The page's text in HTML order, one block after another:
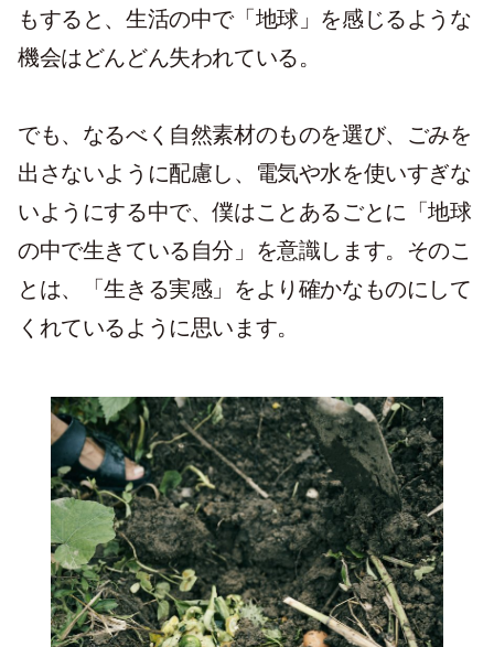
もすると、生活の中で「地球」を感じるような
機会はどんどん失われている。
でも、なるべく自然素材のものを選び、ごみを
出さないように配慮し、電気や水を使いすぎな
いようにする中で、僕はことあるごとに「地球
の中で生きている自分」を意識します。そのこ
とは、「生きる実感」をより確かなものにして
くれているように思います。